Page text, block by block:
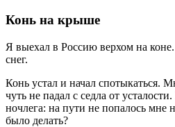
Конь на крыше
Я выехал в Россию верхом на
снег.
Конь устал и начал спотыкаться.
чуть не падал с седла от
ночлега: на пути не попалось мне
было делать?